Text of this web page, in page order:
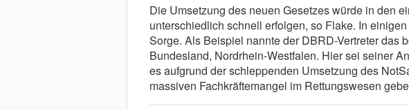
Die Umsetzung des neuen Gesetzes würde in den
unterschiedlich schnell erfolgen, so Flake. In
Sorge. Als Beispiel nannte der DBRD-Vertreter das
Bundesland, Nordrhein-Westfalen. Hier sei seiner
es aufgrund der schleppenden Umsetzung des
massiven Fachkräftemangel im Rettungswesen